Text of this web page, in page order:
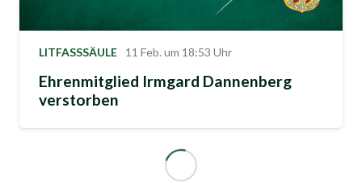
LITFASSSÄULE 11 Feb. um 18:53 Uhr
Ehrenmitglied Irmgard Dannenberg
verstorben